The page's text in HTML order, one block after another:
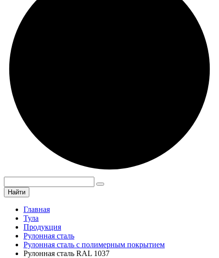
Найти
Главная
Тула
Продукция
Рулонная сталь
Рулонная сталь с полимерным покрытием
Рулонная сталь RAL 1037